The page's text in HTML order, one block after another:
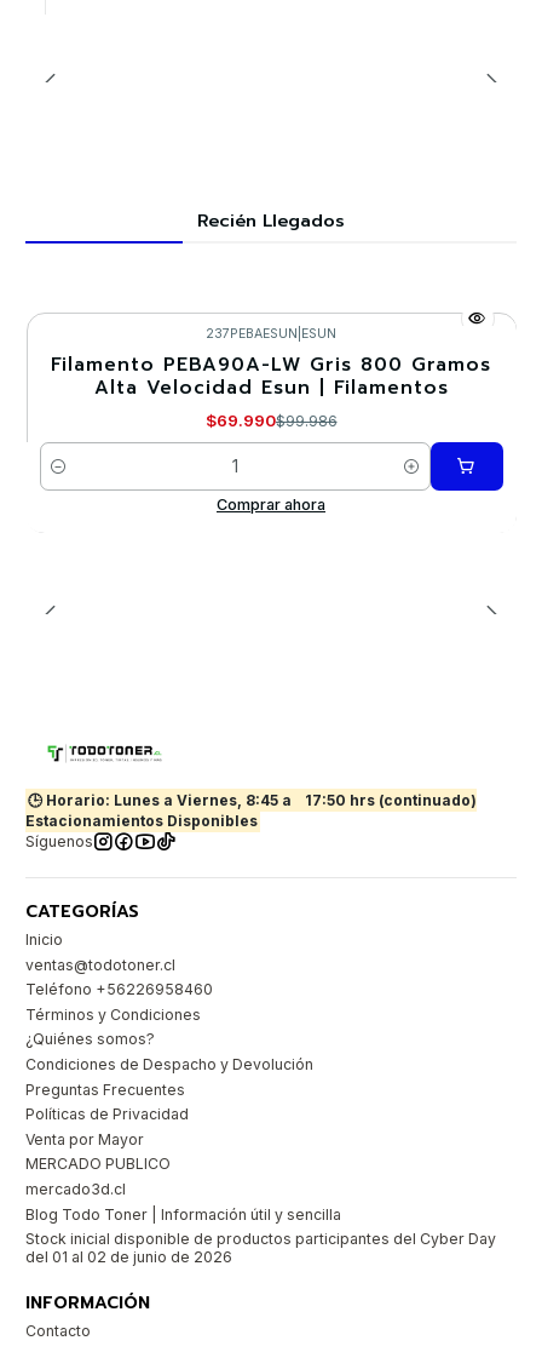
Recién Llegados
-30%
237PEBAESUN ESUN
Filamento PEBA90A-LW Gris 800 Gramos
Alta Velocidad Esun | Filamentos
$69.990$99.986
Cantidad
Comprar ahora
🕒 Horario: Lunes a Viernes, 8:45 a
17:50 hrs (continuado)
Estacionamientos Disponibles
Síguenos
CATEGORÍAS
Inicio
ventas@todotoner.cl
Teléfono +56226958460
Términos y Condiciones
¿Quiénes somos?
Condiciones de Despacho y Devolución
Preguntas Frecuentes
Políticas de Privacidad
Venta por Mayor
MERCADO PUBLICO
mercado3d.cl
Blog Todo Toner | Información útil y sencilla
Stock inicial disponible de productos participantes del Cyber Day
del 01 al 02 de junio de 2026
INFORMACIÓN
Contacto